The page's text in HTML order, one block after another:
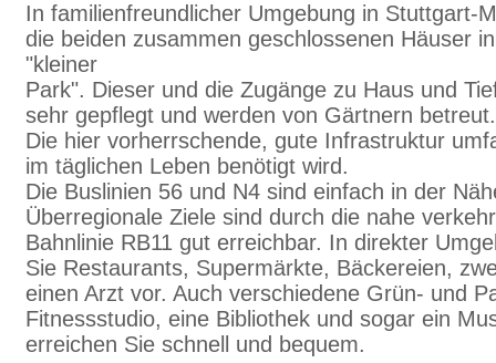
In familienfreundlicher Umgebung in Stuttgart-
die beiden zusammen geschlossenen Häuser
"kleiner
Park". Dieser und die Zugänge zu Haus und
sehr gepflegt und werden von Gärtnern betreut.
Die hier vorherrschende, gute Infrastruktur
im täglichen Leben benötigt wird.
Die Buslinien 56 und N4 sind einfach in der
Überregionale Ziele sind durch die nahe
Bahnlinie RB11 gut erreichbar. In direkter
Sie Restaurants, Supermärkte, Bäckereien,
einen Arzt vor. Auch verschiedene Grün- und
Fitnessstudio, eine Bibliothek und sogar ein
erreichen Sie schnell und bequem.